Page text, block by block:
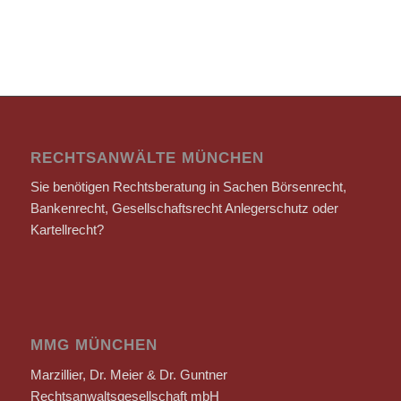
RECHTSANWÄLTE MÜNCHEN
Sie benötigen Rechtsberatung in Sachen Börsenrecht,
Bankenrecht, Gesellschaftsrecht Anlegerschutz oder
Kartellrecht?
MMG MÜNCHEN
Marzillier, Dr. Meier & Dr. Guntner
Rechtsanwaltsgesellschaft mbH